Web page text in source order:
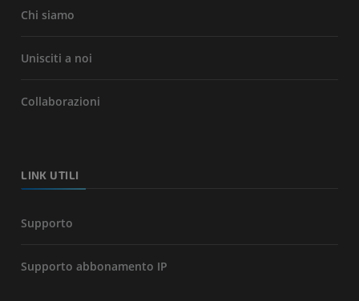
Chi siamo
Unisciti a noi
Collaborazioni
LINK UTILI
Supporto
Supporto abbonamento IP